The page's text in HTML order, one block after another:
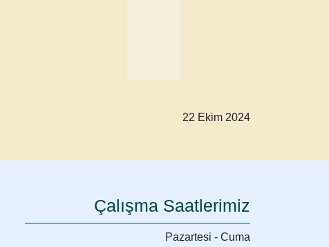
22 Ekim 2024
Çalışma Saatlerimiz
Pazartesi - Cuma